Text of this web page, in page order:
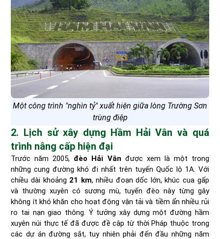
Một công trình "nghìn tỷ" xuất hiện giữa lòng Trường Sơn
trùng điệp
2. Lịch sử xây dựng Hầm Hải Vân và quá
trình nâng cấp hiện đại
Trước năm 2005, đèo Hải Vân được xem là một trong
những cung đường khó đi nhất trên tuyến Quốc lộ 1A. Với
chiều dài khoảng 21 km, nhiều đoạn dốc lớn, khúc cua gấp
và thường xuyên có sương mù, tuyến đèo này từng gây
không ít khó khăn cho hoạt động vận tải và tiềm ẩn nhiều rủi
ro tai nạn giao thông. Ý tưởng xây dựng một đường hầm
xuyên núi thực tế đã được đề cập từ thời Pháp thuộc trong
các dự án đường sắt, tuy nhiên phải đến đầu những năm